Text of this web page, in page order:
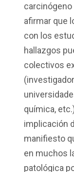
carcinógeno
afirmar que
con los
hallazgos
colectivos
química,
implicación
manifiesto
en muchos
patológica